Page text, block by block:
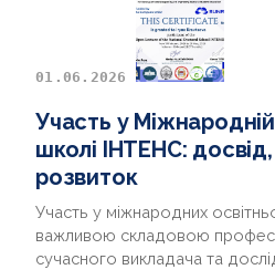
01.06.2026
Участь у
школі ІНТЕНС:
розвиток
Участь у міжнародних
важливою складовою
сучасного викладача та